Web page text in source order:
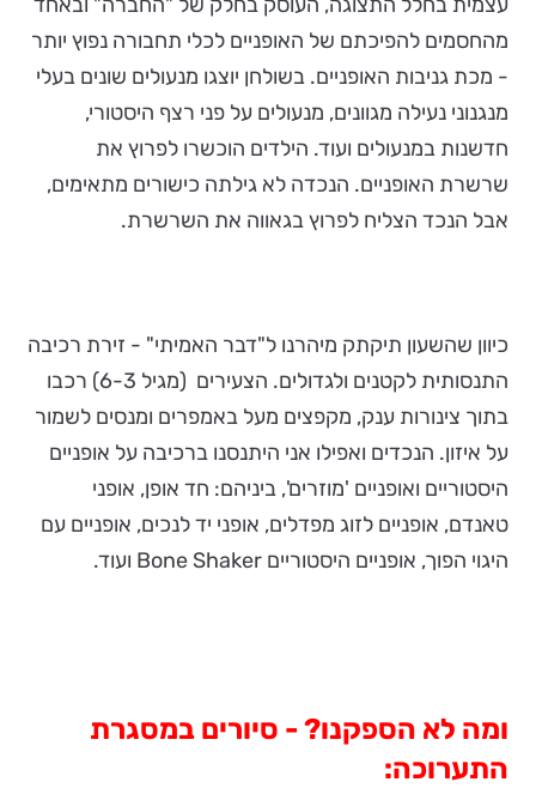
מהחסמים להפיכתם של האופניים לכלי תחבורה נפוץ יותר
- מכת גניבות האופניים. בשולחן יוצגו מנעולים שונים בעלי
מנגנוני נעילה מגוונים, מנעולים על פני רצף היסטורי,
חדשנות במנעולים ועוד. הילדים הוכשרו לפרוץ את
שרשרת האופניים. הנכדה לא גילתה כישורים מתאימים,
אבל הנכד הצליח לפרוץ בגאווה את השרשרת.
כיוון שהשעון תיקתק מיהרנו ל"דבר האמיתי" - זירת רכיבה
התנסותית לקטנים ולגדולים. הצעירים (מגיל 6-3) רכבו
בתוך צינורות ענק, מקפצים מעל באמפרים ומנסים לשמור
על איזון. הנכדים ואפילו אני היתנסנו ברכיבה על אופניים
היסטוריים ואופניים 'מוזרים', ביניהם: חד אופן, אופני
טאנדם, אופניים לזוג מפדלים, אופני יד לנכים, אופניים עם
היגוי הפוך, אופניים היסטוריים Bone Shaker ועוד.
ומה לא הספקנו? - סיורים במסגרת
התערוכה: